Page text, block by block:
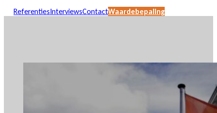
ReferentiesInterviewsContactWaardebepaling